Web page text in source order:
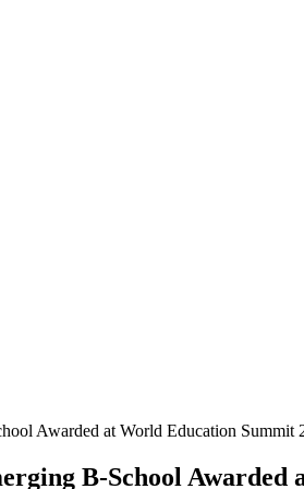
Awarded at World Education Summit
B-School